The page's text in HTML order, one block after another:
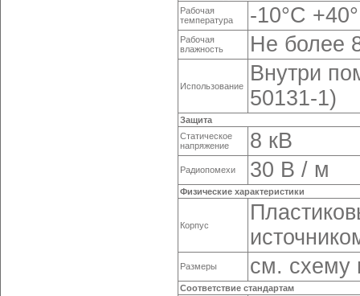
Рабочая
температура
-10°C
Рабочая
влажность
Не более
Использование
Внутри
50131-1)
Защита
Статическое
напряжение
8 кВ
Радиопомехи 30 В / м
Физические характеристики
Корпус
Размеры см. схему
Соответствие стандартам